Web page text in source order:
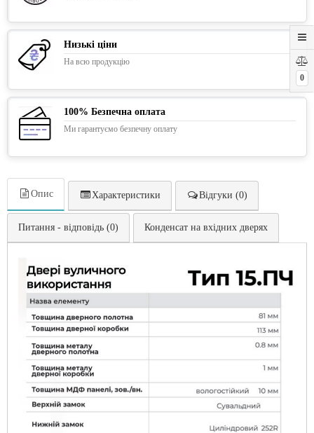
0
Низькі ціни
На всю продукцію
100% Безпечна оплата
Ми гарантуємо безпечну оплату
Опис Характеристики Відгуки (0)
Питання - відповідь (0) Конденсат на вхідних дверях